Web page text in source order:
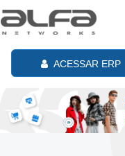
ACESSAR ERP